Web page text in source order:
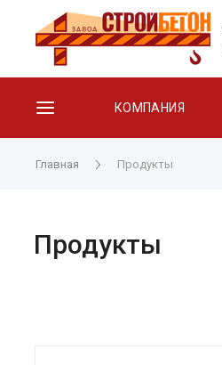
КОМПАНИЯ
Главная Продукты
Продукты